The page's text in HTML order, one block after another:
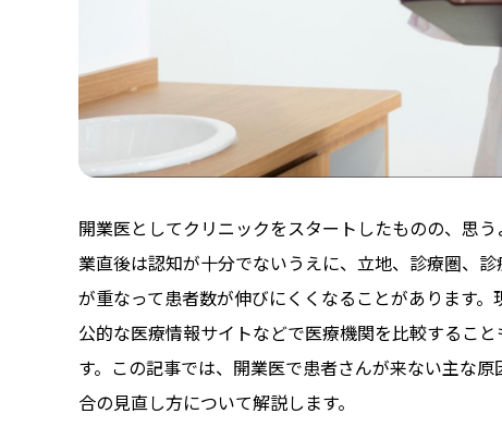
開業医としてクリニックをスタートしたものの、思
業直後は認知が十分でないうえに、立地、診療圏、
が重なって患者数が伸びにくくなることがあります
公的な医療情報サイトなどで医療機関を比較するこ
す。この記事では、開業医で患者さんが来ない主な
合の見直し方について解説します。